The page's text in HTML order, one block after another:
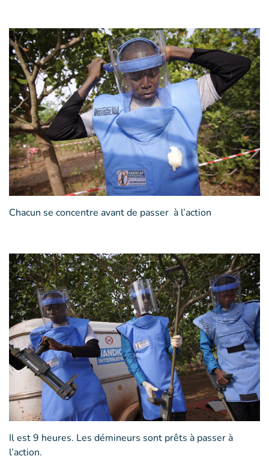
Chacun se concentre avant de passer à l’action
Il est 9 heures. Les démineurs sont prêts à passer à
l’action.